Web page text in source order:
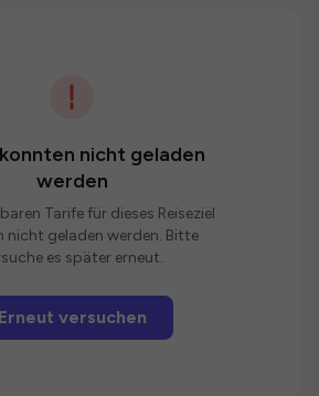
nicht geladen
werden
Tarife für dieses Reiseziel
nicht geladen werden. Bitte
es später erneut.
Erneut versuchen